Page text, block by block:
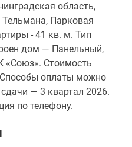
область,
Тельмана, Парковая
- 41 кв. м. Тип
дом — Панельный,
«Союз». Стоимость
оплаты можно
— 3 квартал 2026.
по телефону.